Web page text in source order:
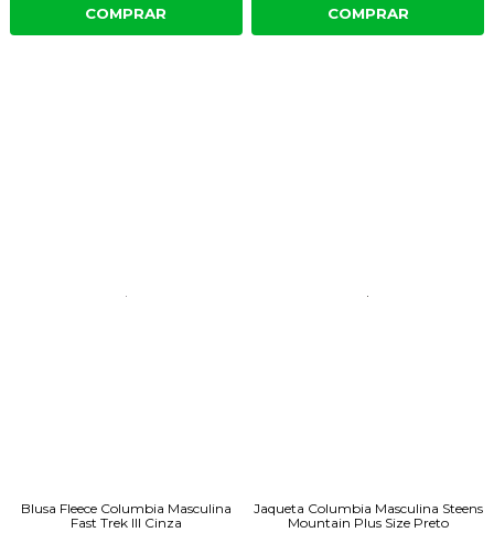
COMPRAR COMPRAR
Blusa Fleece Columbia Masculina
Fast Trek III Cinza
Jaqueta Columbia Masculina Steens
Mountain Plus Size Preto